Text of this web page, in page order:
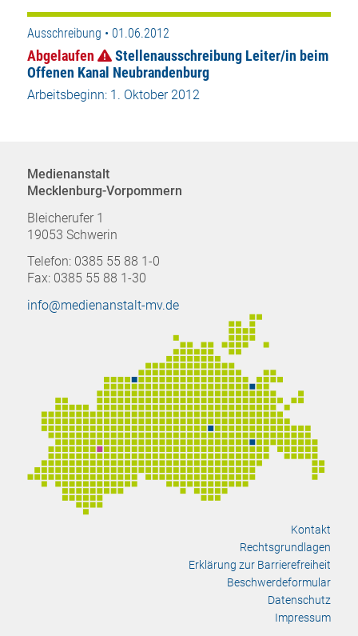
Ausschreibung • 01.06.2012
Abgelaufen
Stellenausschreibung Leiter/in beim
Offenen Kanal Neubrandenburg
Arbeitsbeginn: 1. Oktober 2012
Medienanstalt
Mecklenburg-Vorpommern
Bleicherufer 1
19053 Schwerin
Telefon: 0385 55 88 1-0
Fax: 0385 55 88 1-30
info@medienanstalt-mv.de
Kontakt
Rechtsgrundlagen
Erklärung zur Barrierefreiheit
Beschwerdeformular
Datenschutz
Impressum